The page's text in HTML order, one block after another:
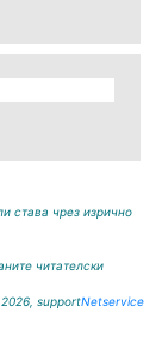
става чрез изрично
читателски
supportNetservice